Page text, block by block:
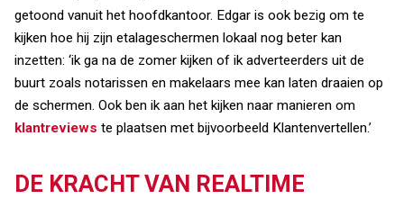
getoond vanuit het hoofdkantoor. Edgar is ook bezig om te
kijken hoe hij zijn etalageschermen lokaal nog beter kan
inzetten: ‘ik ga na de zomer kijken of ik adverteerders uit de
buurt zoals notarissen en makelaars mee kan laten draaien op
de schermen. Ook ben ik aan het kijken naar manieren om
klantreviews te plaatsen met bijvoorbeeld Klantenvertellen.’
DE KRACHT VAN REALTIME